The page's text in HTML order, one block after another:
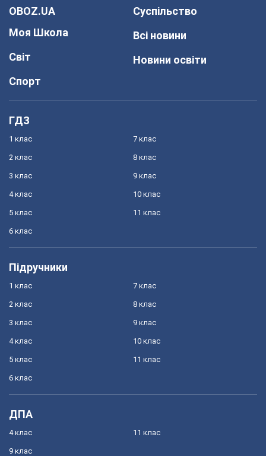
OBOZ.UA
Моя Школа
Світ
Спорт
Суспільство
Всі новини
Новини освіти
ГДЗ
1 клас
2 клас
3 клас
4 клас
5 клас
6 клас
7 клас
8 клас
9 клас
10 клас
11 клас
Підручники
1 клас
2 клас
3 клас
4 клас
5 клас
6 клас
7 клас
8 клас
9 клас
10 клас
11 клас
ДПА
4 клас
9 клас
11 клас